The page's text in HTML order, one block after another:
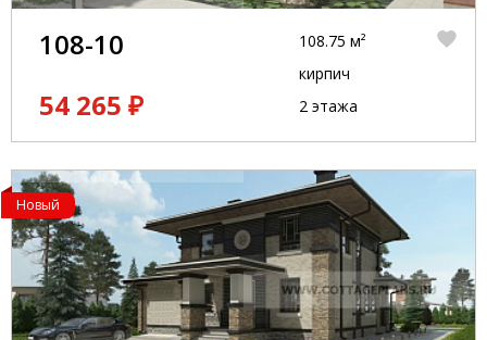
108-10
54 265 ₽
108.75 м²
кирпич
2 этажа
Новый